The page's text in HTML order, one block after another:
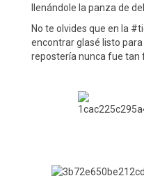
llenándole la panza de
No te olvides que en la
encontrar glasé listo
repostería nunca fue tan